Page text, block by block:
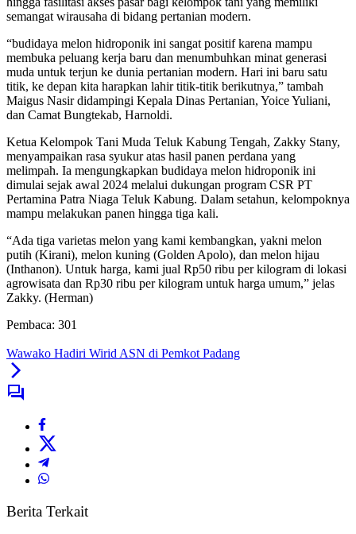
semangat wirausaha di bidang pertanian modern.
“budidaya melon hidroponik ini sangat positif karena mampu
membuka peluang kerja baru dan menumbuhkan minat generasi
muda untuk terjun ke dunia pertanian modern. Hari ini baru satu
titik, ke depan kita harapkan lahir titik-titik berikutnya,” tambah
Maigus Nasir didampingi Kepala Dinas Pertanian, Yoice Yuliani,
dan Camat Bungtekab, Harnoldi.
Ketua Kelompok Tani Muda Teluk Kabung Tengah, Zakky Stany,
menyampaikan rasa syukur atas hasil panen perdana yang
melimpah. Ia mengungkapkan budidaya melon hidroponik ini
dimulai sejak awal 2024 melalui dukungan program CSR PT
Pertamina Patra Niaga Teluk Kabung. Dalam setahun, kelompoknya
mampu melakukan panen hingga tiga kali.
“Ada tiga varietas melon yang kami kembangkan, yakni melon
putih (Kirani), melon kuning (Golden Apolo), dan melon hijau
(Inthanon). Untuk harga, kami jual Rp50 ribu per kilogram di lokasi
agrowisata dan Rp30 ribu per kilogram untuk harga umum,” jelas
Zakky. (Herman)
Pembaca: 301
Wawako Hadiri Wirid ASN di Pemkot Padang
Berita Terkait